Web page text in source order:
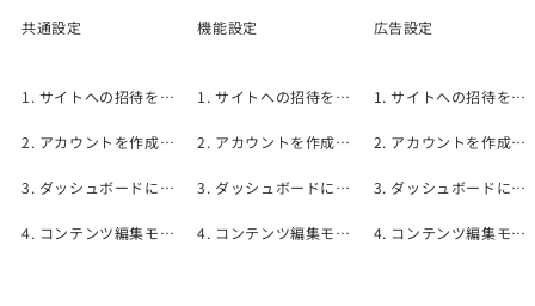
1. サイトへの招待を承諾する
2. アカウントを作成する
3. ダッシュボードについて
4. コンテンツ編集モード
共通設定
1. サイトへの招待を承諾する
2. アカウントを作成する
3. ダッシュボードについて
4. コンテンツ編集モード
機能設定
1. サイトへの招待を承諾する
2. アカウントを作成する
3. ダッシュボードについて
4. コンテンツ編集モード
​広告設定